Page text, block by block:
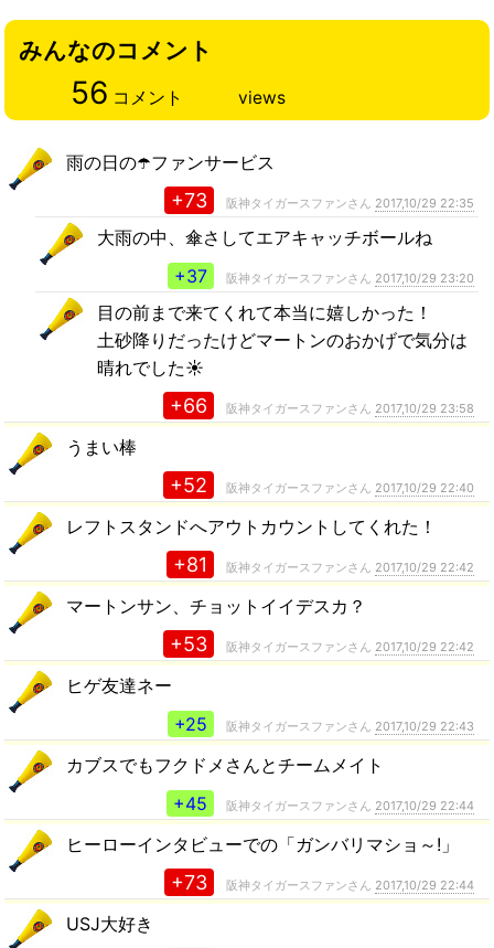
みんなのコメント
56 コメント views
雨の日の☂️ファンサービス
+73 阪神タイガースファンさん 2017,10/29 22:35
大雨の中、傘さしてエアキャッチボールね
+37
阪神タイガースファンさん 2017,10/29 23:20
目の前まで来てくれて本当に嬉しかった！
土砂降りだったけどマートンのおかげで気分は
晴れでした☀️
+66 阪神タイガースファンさん 2017,10/29 23:58
うまい棒
+52 阪神タイガースファンさん 2017,10/29 22:40
レフトスタンドへアウトカウントしてくれた！
+81 阪神タイガースファンさん 2017,10/29 22:42
マートンサン、チョットイイデスカ？
+53 阪神タイガースファンさん 2017,10/29 22:42
ヒゲ友達ネー
+25
阪神タイガースファンさん 2017,10/29 22:43
カブスでもフクドメさんとチームメイト
+45
阪神タイガースファンさん 2017,10/29 22:44
ヒーローインタビューでの「ガンバリマショ～!」
+73 阪神タイガースファンさん 2017,10/29 22:44
USJ大好き